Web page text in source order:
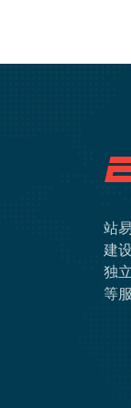
站
建
独
等